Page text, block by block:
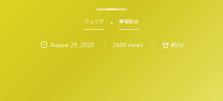
ジュニア 練習試合
August 29, 2020 1600 views 約2分